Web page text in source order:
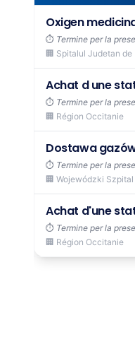
Oxigen
⏱️ Termine per la
🏢 Spitalul Judetan
Achat d une
⏱️ Termine per la
🏢 Région Occitanie
Dostawa
⏱️ Termine per la
🏢 Wojewódzki
Achat d'une
⏱️ Termine per la
🏢 Région Occitanie